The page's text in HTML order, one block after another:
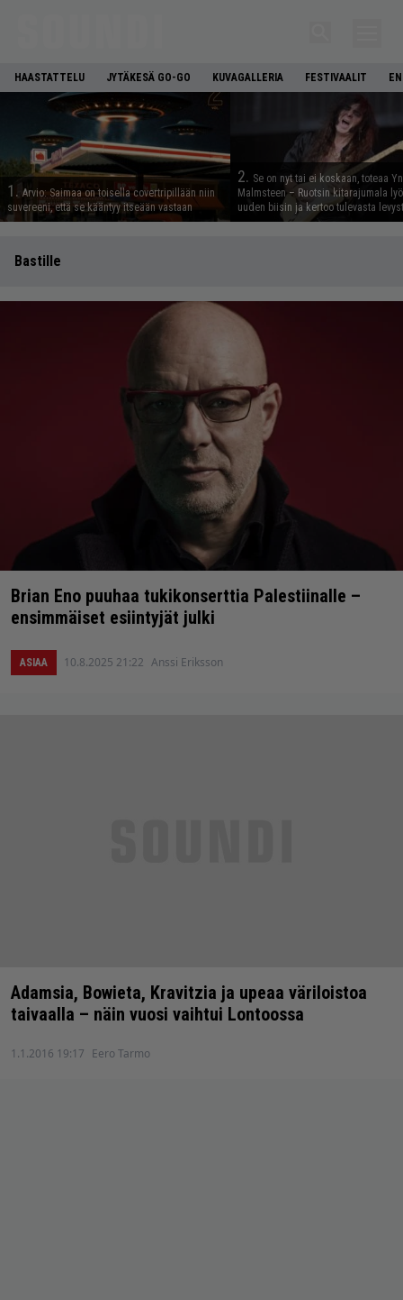
HAASTATTELU JYTÄKESÄ GO-GO KUVAGALLERIA FESTIVAALIT
1. Arvio: Saimaa on toisella covertripillään niin
suvereeni, että se kääntyy itseään vastaan
2. Se on nyt tai ei koskaan, toteaa
Malmsteen – Ruotsin kitarajumala
uuden biisin ja kertoo tulevasta
Bastille
Brian Eno puuhaa tukikonserttia Palestiinalle –
ensimmäiset esiintyjät julki
ASIAA 10.8.2025 21:22 Anssi Eriksson
Adamsia, Bowieta, Kravitzia ja upeaa väriloistoa
taivaalla – näin vuosi vaihtui Lontoossa
1.1.2016 19:17 Eero Tarmo